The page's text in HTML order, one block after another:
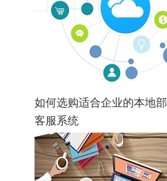
如何选购适合企业的本地
客服系统